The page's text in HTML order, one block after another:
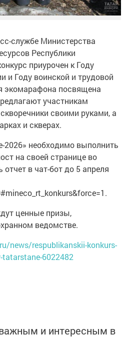
службе Министерства
Республики
приурочен к Году
и Году воинской и трудовой
экомарафона посвящена
участникам
своими руками, а
и скверах.
2026» необходимо выполнить
на своей странице во
отчет в чат-бот до 5 апреля
ценные призы,
ведомстве.
news/respublikanskii-konkurs-
tatarstane-6022482
и интересным в